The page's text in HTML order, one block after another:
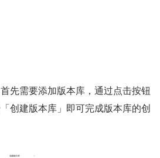
先需要添加版本库，通过点击按钮
创建版本库」即可完成版本库的创